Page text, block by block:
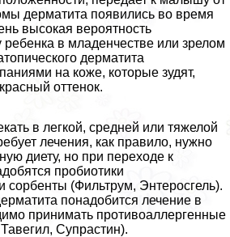
дерматита появились во время
высокая вероятность
ребенка в младенчестве или зрелом
дерматита
на коже, которые зудят,
оттенок.
в легкой, средней или тяжелой
лечения, как правило, нужно
диету, но при переходе к
пробиотики
сорбенты (Фильтрум, Энтеросгель).
понадобится лечение в
принимать противоаллергенные
Супрастин).